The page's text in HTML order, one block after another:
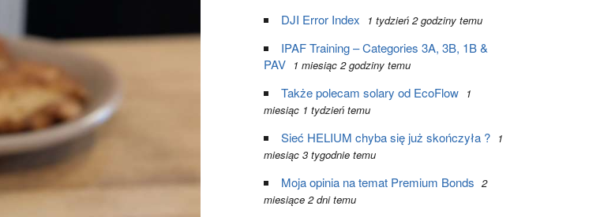
DJI Error Index 1 tydzień 2 godziny temu
IPAF Training – Categories 3A, 3B, 1B &
PAV 1 miesiąc 2 godziny temu
Także polecam solary od EcoFlow 1
miesiąc 1 tydzień temu
Sieć HELIUM chyba się już skończyła ? 1
miesiąc 3 tygodnie temu
Moja opinia na temat Premium Bonds 2
miesiące 2 dni temu